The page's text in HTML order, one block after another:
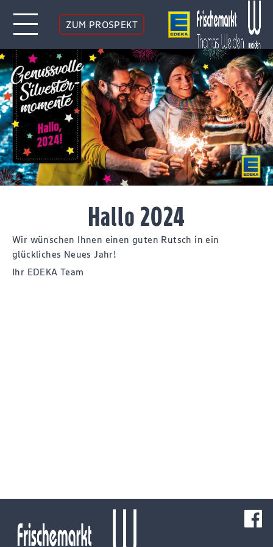
ZUM PROSPEKT
Hallo 2024
Wir wünschen Ihnen einen guten Rutsch in ein
glückliches Neues Jahr!
Ihr EDEKA Team